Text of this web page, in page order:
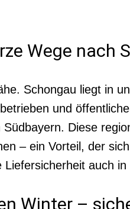
Wege nach
Schongau liegt in
und
Diese
– ein Vorteil, der
auch
Winter –